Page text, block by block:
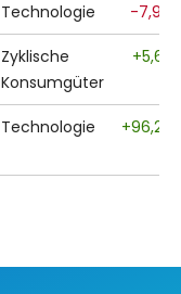
Technologie -
Zyklische
Konsumgüter
Technologie